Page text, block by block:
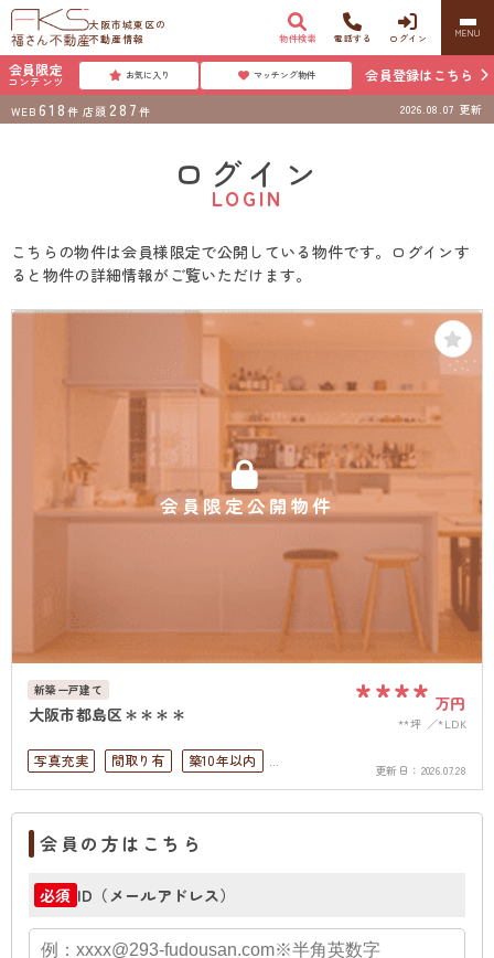
大阪市城東区の
不動産情報
物件検索 電話する ログイン MENU
会員限定
コンテンツ お気に入り マッチング物件 会員登録はこちら
WEB 618 件 店頭 287 件 2026.08.07 更新
ログイン
LOGIN
こちらの物件は会員様限定で公開している物件です。ログインす
ると物件の詳細情報がご覧いただけます。
会員限定公開物件
新築一戸建て
大阪市都島区＊＊＊＊ **** 万円
**坪 *LDK
写真充実 間取り有
築10年以内
ペット可
4LDK以上
駐車場１台無料
上下水道完備
更新日： 2026.07.28
会員の方はこちら
必須 ID（メールアドレス）